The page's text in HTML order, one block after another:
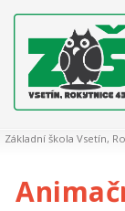
Základní škola Vsetín,